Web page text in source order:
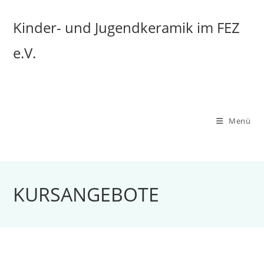
Inhalt
springen
Kinder- und Jugendkeramik im FEZ
e.V.
Menü
KURSANGEBOTE